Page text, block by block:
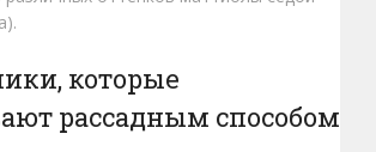
которые
рассадным способом